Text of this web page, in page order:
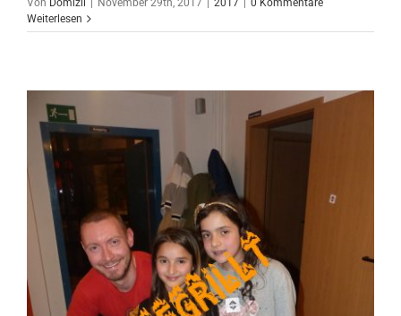
Von Domizil November 29th, 2017 2017
0 Kommentare
Weiterlesen